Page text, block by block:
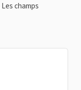
Les champs